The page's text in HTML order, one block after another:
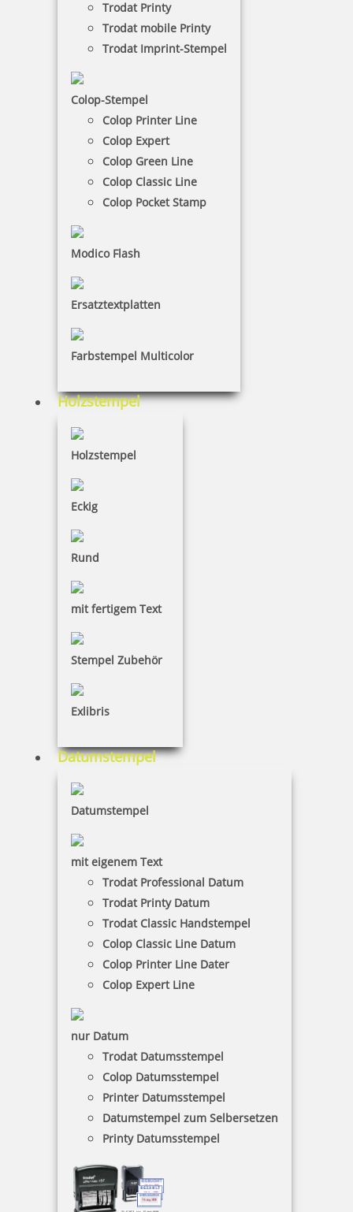
Trodat Printy
Trodat mobile Printy
Trodat Imprint-Stempel
Colop-Stempel
Colop Printer Line
Colop Expert
Colop Green Line
Colop Classic Line
Colop Pocket Stamp
Modico Flash
Ersatztextplatten
Farbstempel Multicolor
Holzstempel
Holzstempel
Eckig
Rund
mit fertigem Text
Stempel Zubehör
Exlibris
Datumstempel
Datumstempel
mit eigenem Text
Trodat Professional Datum
Trodat Printy Datum
Trodat Classic Handstempel
Colop Classic Line Datum
Colop Printer Line Dater
Colop Expert Line
nur Datum
Trodat Datumsstempel
Colop Datumsstempel
Printer Datumsstempel
Datumstempel zum Selbersetzen
Printy Datumsstempel
härtesten Bedingungen stand, zum Beispiel einen
Dauereinsatz in Poststellen und Materiallagern.
NACH WUNSCHSTEMPEL FILTERN
€-
€+
7 Artikel in der Kategorie
Colop Expert Line 3100 Textstempel 41x24 mm
Jetzt gestalten
Colop Expert Line 3400 Textstempel 58x27 mm
Jetzt gestalten
Colop Expert Line 3300 Textstempel 45x30 mm
56,50 €
Jetzt gestalten